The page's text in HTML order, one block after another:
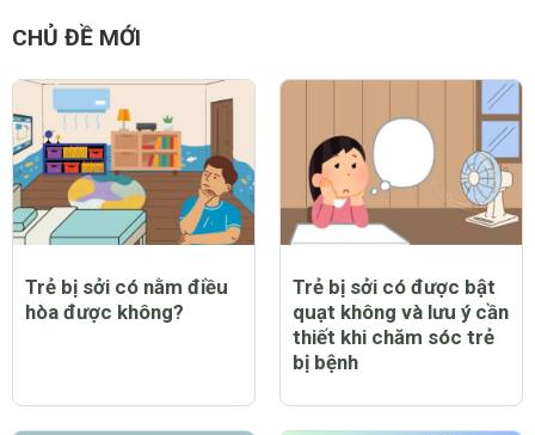
CHỦ ĐỀ MỚI
Trẻ bị sởi có nằm điều
hòa được không?
Trẻ bị sởi có được bật
quạt không và lưu ý cần
thiết khi chăm sóc trẻ
bị bệnh